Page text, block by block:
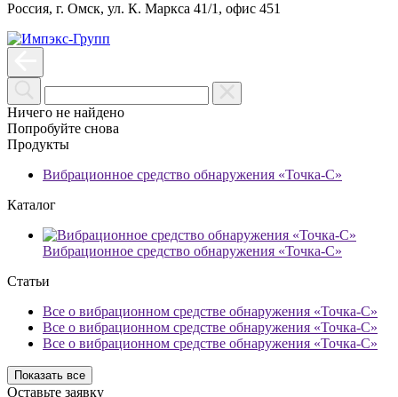
Россия, г. Омск, ул. К. Маркса 41/1, офис 451
Ничего не найдено
Попробуйте снова
Продукты
Вибрационное средство обнаружения «Точка-С»
Каталог
Вибрационное средство обнаружения «Точка-С»
Статьи
Все о вибрационном средстве обнаружения «Точка-С»
Все о вибрационном средстве обнаружения «Точка-С»
Все о вибрационном средстве обнаружения «Точка-С»
Показать все
Оставьте заявку